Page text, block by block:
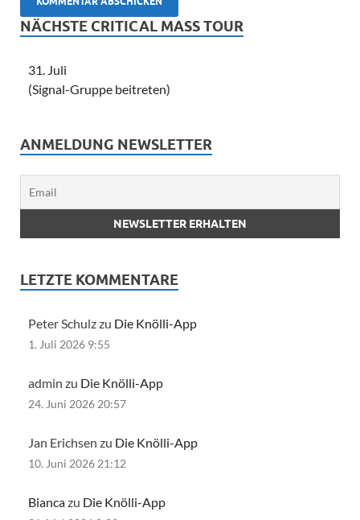
NÄCHSTE CRITICAL MASS TOUR
31. Juli
(Signal-Gruppe beitreten)
ANMELDUNG NEWSLETTER
LETZTE KOMMENTARE
Peter Schulz zu Die Knölli-App
1. Juli 2026 9:55
admin zu Die Knölli-App
24. Juni 2026 20:57
Jan Erichsen zu Die Knölli-App
10. Juni 2026 21:12
Biancazu Die Knölli-App